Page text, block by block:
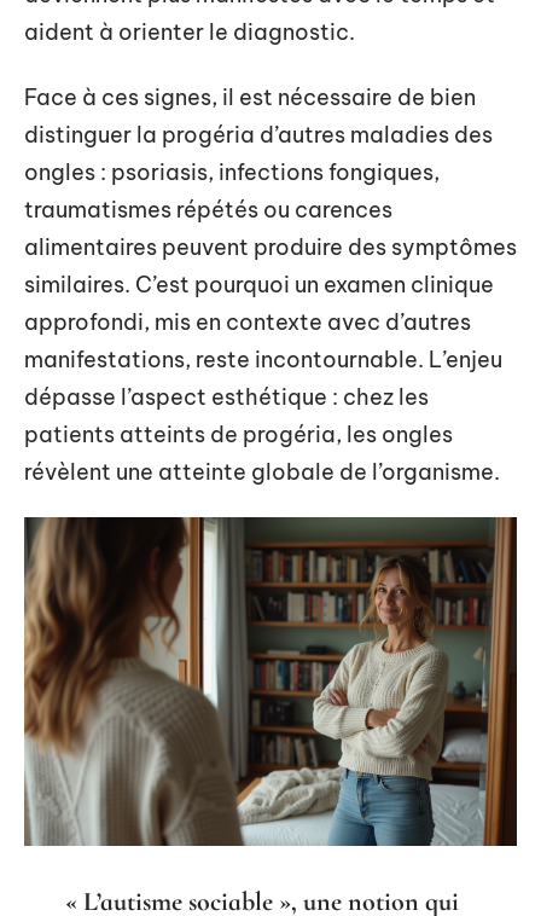
aident à orienter le diagnostic.
Face à ces signes, il est nécessaire de bien
distinguer la progéria d’autres maladies des
ongles : psoriasis, infections fongiques,
traumatismes répétés ou carences
alimentaires peuvent produire des symptômes
similaires. C’est pourquoi un examen clinique
approfondi, mis en contexte avec d’autres
manifestations, reste incontournable. L’enjeu
dépasse l’aspect esthétique : chez les
patients atteints de progéria, les ongles
révèlent une atteinte globale de l’organisme.
« L’autisme sociable », une notion qui